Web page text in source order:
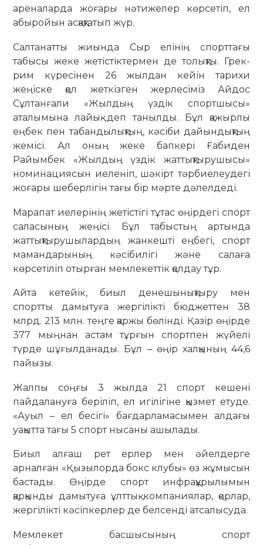
ареналарда жоғары нәтижелер көрсетіп, ел
абыройын асқақтатып жүр.
Салтанатты жиында Сыр елінің спорттағы
табысы жеке жетістіктермен де толықты. Грек-
рим күресінен 26 жылдан кейін тарихи
жеңіске қол жеткізген жерлесіміз Айдос
Сұлтанғали «Жылдың үздік спортшысы»
аталымына лайық деп танылды. Бұл қажырлы
еңбек пен табандылықтың, кәсіби дайындықтың
жемісі. Ал оның жеке бапкері Ғабиден
Райымбек «Жылдың үздік жаттықтырушысы»
номинациясын иеленіп, шәкірт тәрбиелеудегі
жоғары шеберлігін тағы бір мәрте дәлелдеді.
Марапат иелерінің жетістігі тұтас өңірдегі спорт
саласының жеңісі. Бұл табыстың артында
жаттықтырушылардың жанкешті еңбегі, спорт
мамандарының кәсібилігі және салаға
көрсетіліп отырған мемлекеттік қолдау тұр.
Айта кетейік, биыл денешынықтыру мен
спортты дамытуға жергілікті бюджеттен 38
млрд. 213 млн. теңге қаржы бөлінді. Қазір өңірде
377 мыңнан астам тұрғын спортпен жүйелі
түрде шұғылданады. Бұл – өңір халқының 44,6
пайызы.
Жалпы соңғы 3 жылда 21 спорт кешені
пайдалануға беріліп, ел игілігіне қызмет етуде.
«Ауыл – ел бесігі» бағдарламасымен алдағы
уақытта тағы 5 спорт нысаны ашылады.
Биыл алғаш рет ерлер мен әйелдерге
арналған «Қызылорда бокс клубы» өз жұмысын
бастады. Өңірде спорт инфрақұрылымын
қарқынды дамытуға ұлттық компаниялар, қорлар,
жергілікті кәсіпкерлер де белсенді атсалысуда.
Мемлекет басшысының спорт